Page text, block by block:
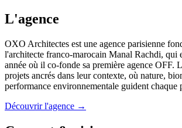
L'agence
OXO Architectes est une agence parisienne
l'architecte franco-marocain Manal Rachdi, qui
année où il co-fonde sa première agence OFF.
projets ancrés dans leur contexte, où nature,
performance environnementale guident chaque
Découvrir l'agence →